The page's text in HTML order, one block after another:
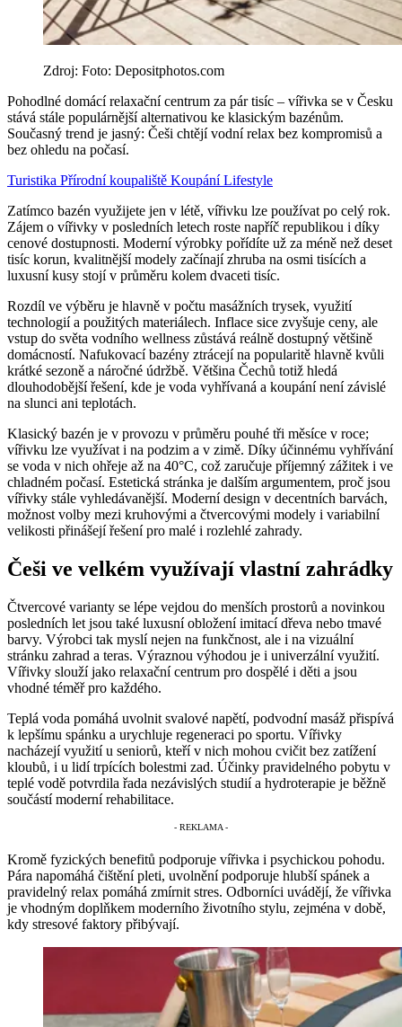
Zdroj: Foto: Depositphotos.com
Pohodlné domácí relaxační centrum za pár tisíc – vířivka se v Česku
stává stále populárnější alternativou ke klasickým bazénům.
Současný trend je jasný: Češi chtějí vodní relax bez kompromisů a
bez ohledu na počasí.
Turistika Přírodní koupaliště KoupáníLifestyle
Zatímco bazén využijete jen v létě, vířivku lze používat po celý rok.
Zájem o vířivky v posledních letech roste napříč republikou i díky
cenové dostupnosti. Moderní výrobky pořídíte už za méně než deset
tisíc korun, kvalitnější modely začínají zhruba na osmi tisících a
luxusní kusy stojí v průměru kolem dvaceti tisíc.
Rozdíl ve výběru je hlavně v počtu masážních trysek, využití
technologií a použitých materiálech. Inflace sice zvyšuje ceny, ale
vstup do světa vodního wellness zůstává reálně dostupný většině
domácností. Nafukovací bazény ztrácejí na popularitě hlavně kvůli
krátké sezoně a náročné údržbě. Většina Čechů totiž hledá
dlouhodobější řešení, kde je voda vyhřívaná a koupání není závislé
na slunci ani teplotách.
Klasický bazén je v provozu v průměru pouhé tři měsíce v roce;
vířivku lze využívat i na podzim a v zimě. Díky účinnému vyhřívání
se voda v nich ohřeje až na 40°C, což zaručuje příjemný zážitek i ve
chladném počasí. Estetická stránka je dalším argumentem, proč jsou
vířivky stále vyhledávanější. Moderní design v decentních barvách,
možnost volby mezi kruhovými a čtvercovými modely i variabilní
velikosti přinášejí řešení pro malé i rozlehlé zahrady.
Češi ve velkém využívají vlastní zahrádky
Čtvercové varianty se lépe vejdou do menších prostorů a novinkou
posledních let jsou také luxusní obložení imitací dřeva nebo tmavé
barvy. Výrobci tak myslí nejen na funkčnost, ale i na vizuální
stránku zahrad a teras. Výraznou výhodou je i univerzální využití.
Vířivky slouží jako relaxační centrum pro dospělé i děti a jsou
vhodné téměř pro každého.
Teplá voda pomáhá uvolnit svalové napětí, podvodní masáž přispívá
k lepšímu spánku a urychluje regeneraci po sportu. Vířivky
nacházejí využití u seniorů, kteří v nich mohou cvičit bez zatížení
kloubů, i u lidí trpících bolestmi zad. Účinky pravidelného pobytu v
teplé vodě potvrdila řada nezávislých studií a hydroterapie je běžně
součástí moderní rehabilitace.
Kromě fyzických benefitů podporuje vířivka i psychickou pohodu.
Pára napomáhá čištění pleti, uvolnění podporuje hlubší spánek a
pravidelný relax pomáhá zmírnit stres. Odborníci uvádějí, že vířivka
je vhodným doplňkem moderního životního stylu, zejména v době,
kdy stresové faktory přibývají.